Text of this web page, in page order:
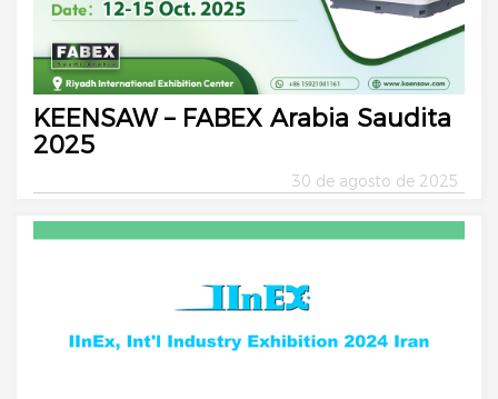
KEENSAW – FABEX Arabia Saudita
2025
30 de agosto de 2025